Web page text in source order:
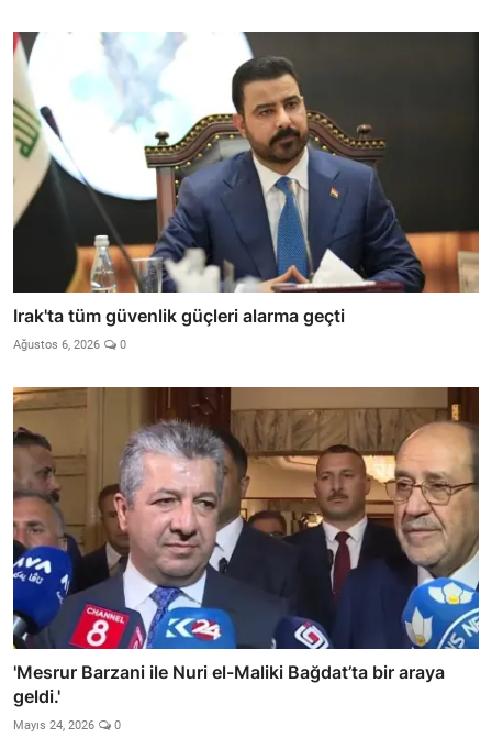
Irak'ta tüm güvenlik güçleri alarma geçti
Ağustos 6, 2026 0
'Mesrur Barzani ile Nuri el-Maliki Bağdat’ta bir araya
geldi.'
Mayıs 24, 2026 0